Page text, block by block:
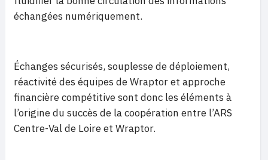
échangées numériquement.
Échanges sécurisés, souplesse de déploiement,
réactivité des équipes de Wraptor et approche
financière compétitive sont donc les éléments à
l’origine du succès de la coopération entre l’ARS
Centre-Val de Loire et Wraptor.